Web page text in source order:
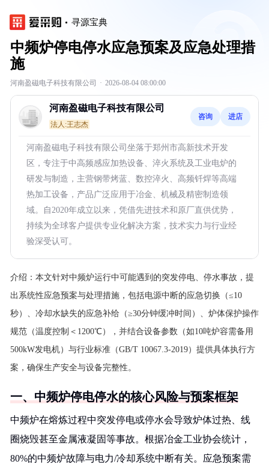
寻源宝典
中频炉停电停水应急预案及应急处理措
施
河南盈磁电子科技有限公司 · 2026-08-04 08:00:00
河南盈磁电子科技有限公司
法人:王志杰
咨询 进店
河南盈磁电子科技有限公司坐落于郑州市高新技术开发
区，专注于中高频感应加热设备、淬火系统及工业电炉的
研发与制造，主营钢带烤蓝、数控淬火、高频钎焊等高端
热加工设备，产品广泛应用于冶金、机械及精密制造领
域。自2020年成立以来，凭借先进技术和原厂直供优势，
持续为全球客户提供专业化解决方案，技术实力与行业经
验深受认可。
介绍： 本文针对中频炉运行中可能遇到的突发停电、停水事故，提
出系统性应急预案与处理措施，包括电源中断的应急切换（≤10
秒）、冷却水缺失的应急补给（≥30分钟缓冲时间）、炉体保护操作
规范（温度控制＜1200℃），并结合设备参数（如10吨炉容需备用
500kW发电机）与行业标准（GB/T 10067.3-2019）提供具体执行方
案，确保生产安全与设备完整性。
一、中频炉停电停水的核心风险与预案框架
中频炉在熔炼过程中突发停电或停水会导致炉体过热、线
圈烧毁甚至金属液凝固等事故。根据冶金工业协会统计，
80%的中频炉故障与电力/冷却系统中断有关。应急预案需